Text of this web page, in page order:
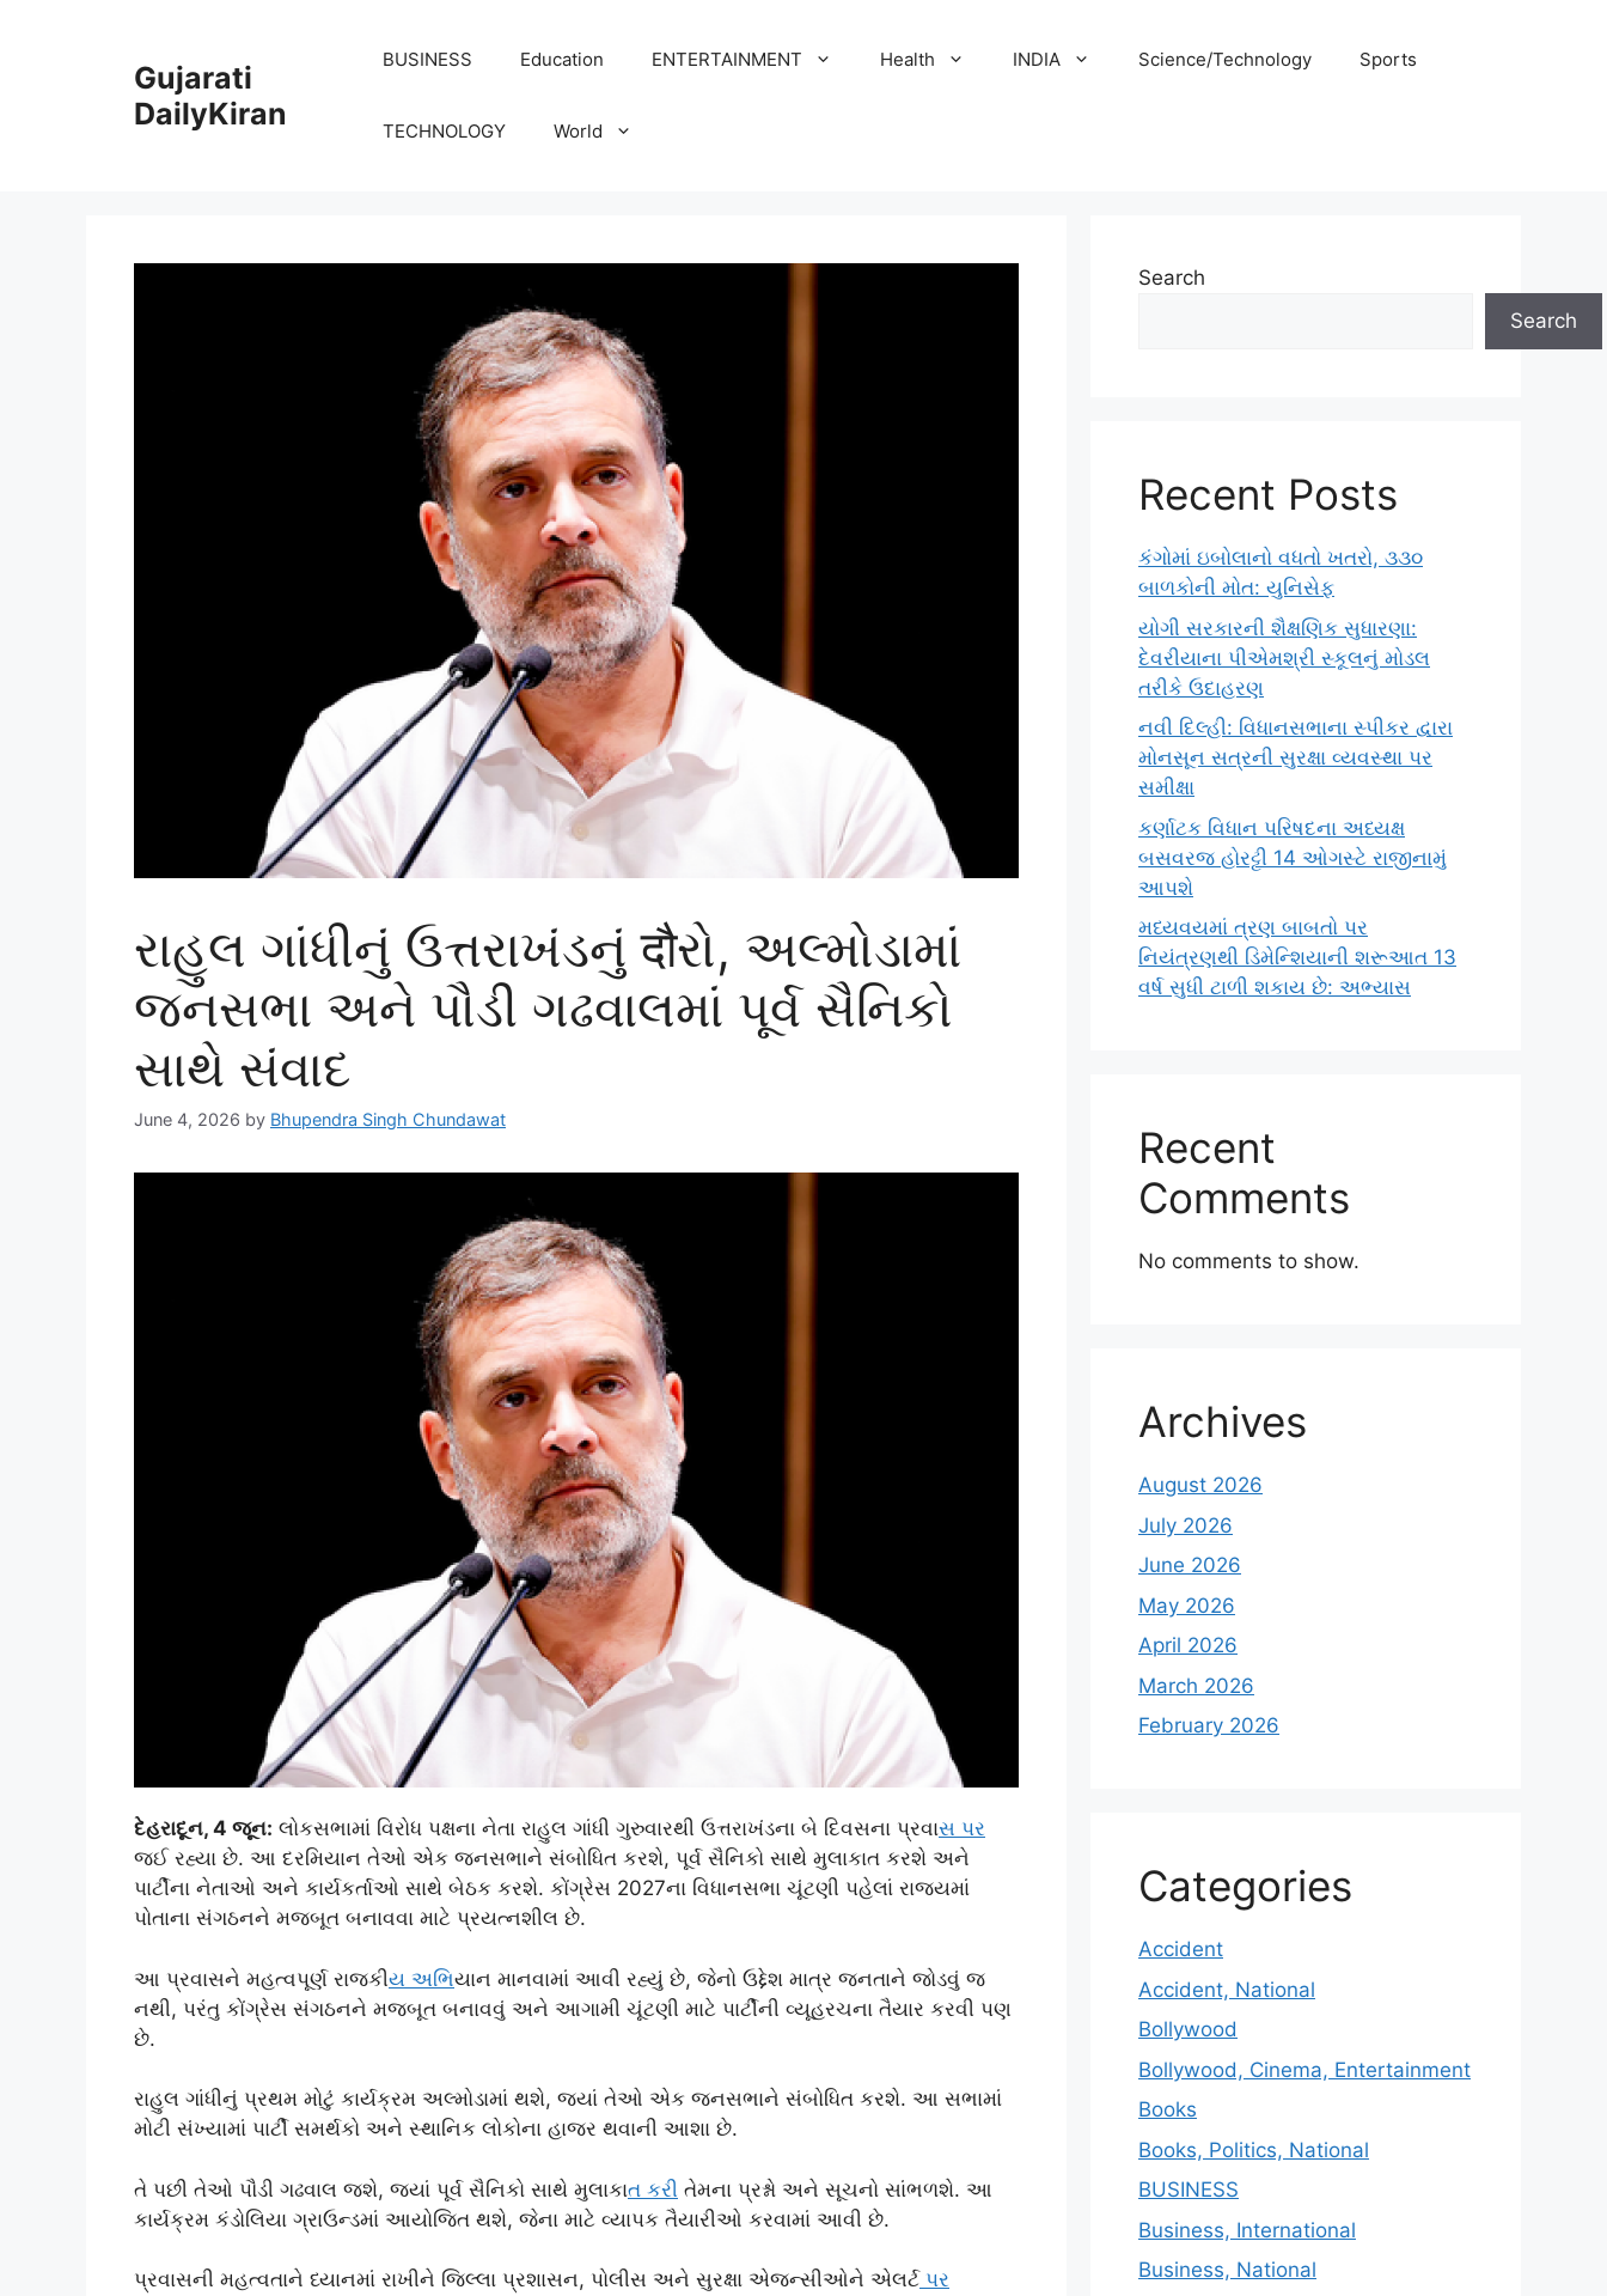
Gujarati
DailyKiran
BUSINESS Education ENTERTAINMENT Health INDIA Science/Technology Sports
TECHNOLOGY World
રાહુલ ગાંધીનું ઉત્તરાખંડનું दौરો, અલ્મોડામાં
જનસભા અને પૌડી ગઢવાલમાં પૂર્વ સૈનિકો
સાથે સંવાદ
June 4, 2026 by Bhupendra Singh Chundawat
દેહરાદૂન, 4 જૂન: લોકસભામાં વિરોધ પક્ષના નેતા રાહુલ ગાંધી ગુરુવારથી ઉત્તરાખંડના બે દિવસના પ્રવાસ પર
જઈ રહ્યા છે. આ દરમિયાન તેઓ એક જનસભાને સંબોધિત કરશે, પૂર્વ સૈનિકો સાથે મુલાકાત કરશે અને
પાર્ટીના નેતાઓ અને કાર્યકર્તાઓ સાથે બેઠક કરશે. કોંગ્રેસ 2027ના વિધાનસભા ચૂંટણી પહેલાં રાજ્યમાં
પોતાના સંગઠનને મજબૂત બનાવવા માટે પ્રયત્નશીલ છે.
આ પ્રવાસને મહત્વપૂર્ણ રાજકીય અભિયાન માનવામાં આવી રહ્યું છે, જેનો ઉદ્દેશ માત્ર જનતાને જોડવું જ
નથી, પરંતુ કોંગ્રેસ સંગઠનને મજબૂત બનાવવું અને આગામી ચૂંટણી માટે પાર્ટીની વ્યૂહરચના તૈયાર કરવી પણ
છે.
રાહુલ ગાંધીનું પ્રથમ મોટું કાર્યક્રમ અલ્મોડામાં થશે, જ્યાં તેઓ એક જનસભાને સંબોધિત કરશે. આ સભામાં
મોટી સંખ્યામાં પાર્ટી સમર્થકો અને સ્થાનિક લોકોના હાજર થવાની આશા છે.
તે પછી તેઓ પૌડી ગઢવાલ જશે, જ્યાં પૂર્વ સૈનિકો સાથે મુલાકાત કર ી તેમના પ્રશ્નો અને સૂચનો સાંભળશે. આ
કાર્યક્રમ કંડોલિયા ગ્રાઉન્ડમાં આયોજિત થશે, જેના માટે વ્યાપક તૈયારીઓ કરવામાં આવી છે.
પ્રવાસની મહત્વતાને ધ્યાનમાં રાખીને જિલ્લા પ્રશાસન, પોલીસ અને સુરક્ષા એજન્સીઓને એલર્ટ પર
Search
Search
Recent Posts
કંગોમાં ઇબોલાનો વધતો ખતરો, ૩૩૦
બાળકોની મોત: યુનિસેફ
યોગી સરકારની શૈક્ષણિક સુધારણા:
દેવરીયાના પીએમશ્રી સ્કૂલનું મોડલ
તરીકે ઉદાહરણ
નવી દિલ્હી: વિધાનસભાના સ્પીકર દ્વારા
મોનસૂન સત્રની સુરક્ષા વ્યવસ્થા પર
સમીક્ષા
કર્ણાટક વિધાન પરિષદના અધ્યક્ષ
બસવરજ હોરટ્ટી 14 ઓગસ્ટે રાજીનામું
આપશે
મધ્યવયમાં ત્રણ બાબતો પર
નિયંત્રણથી ડિમેન્શિયાની શરૂઆત 13
વર્ષ સુધી ટાળી શકાય છે: અભ્યાસ
Recent
Comments
No comments to show.
Archives
August 2026
July 2026
June 2026
May 2026
April 2026
March 2026
February 2026
Categories
Accident
Accident, National
Bollywood
Bollywood, Cinema, Entertainment
Books
Books, Politics, National
BUSINESS
Business, International
Business, National